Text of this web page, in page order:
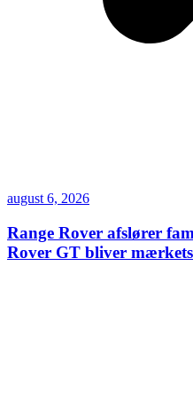
august 6, 2026
Range Rover afslører
Rover GT bliver